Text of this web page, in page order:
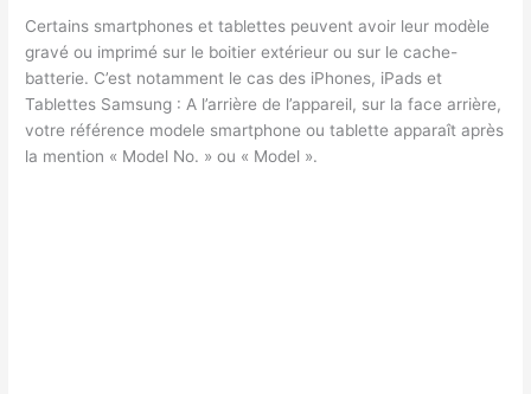
Certains smartphones et tablettes peuvent avoir leur modèle
gravé ou imprimé sur le boitier extérieur ou sur le cache-
batterie. C’est notamment le cas des iPhones, iPads et
Tablettes Samsung : A l’arrière de l’appareil, sur la face arrière,
votre référence modele smartphone ou tablette apparaît après
la mention « Model No. » ou « Model ».